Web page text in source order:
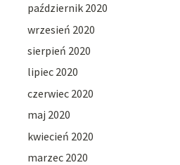
październik 2020
wrzesień 2020
sierpień 2020
lipiec 2020
czerwiec 2020
maj 2020
kwiecień 2020
marzec 2020